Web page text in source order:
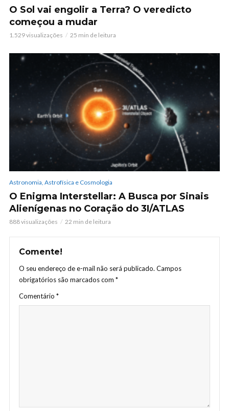
O Sol vai engolir a Terra? O veredicto
começou a mudar
1.529 visualizações 25 min de leitura
Astronomia, Astrofísica e Cosmologia
O Enigma Interstellar: A Busca por Sinais
Alienígenas no Coração do 3I/ATLAS
888 visualizações 22 min de leitura
Comente!
O seu endereço de e-mail não será publicado. Campos
obrigatórios são marcados com *
Comentário *